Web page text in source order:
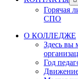
Горячая
СПО
О КОЛЛЕДЖЕ
Здесь вы
Год